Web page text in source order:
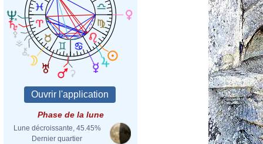
Phase de la lune
Lune décroissante, 45.45%
Dernier quartier